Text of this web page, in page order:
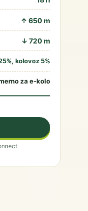
↑ 650 m
↓ 720 m
kolovoz 5%
za e-kolo